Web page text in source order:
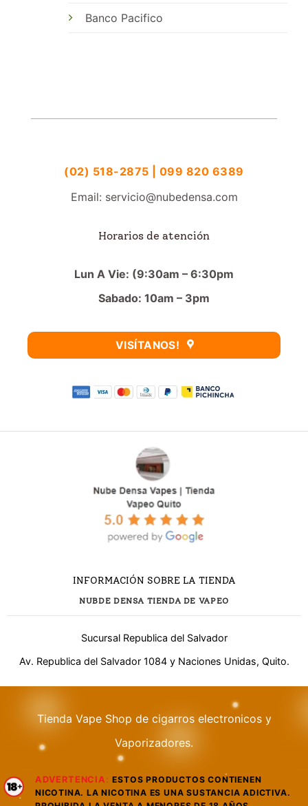
Banco Pacifico
INFORMACIÓN SOBRE LA TIENDA
NUBDE DENSA TIENDA DE VAPEO
Sucursal Republica del Salvador
Av. Republica del Salvador 1084 y Naciones Unidas, Quito.
(02) 518-2875 | 099 820 6389
Email: servicio@nubedensa.com
Horarios de atención
Lun A Vie: (9:30am – 6:30pm
Sabado: 10am – 3pm
VISÍTANOS!
Tienda Vape Shop de cigarros electronicos y
Vaporizadores.
ADVERTENCIA : ESTOS PRODUCTOS CONTIENEN
NICOTINA. LA NICOTINA ES UNA SUSTANCIA ADICTIVA.
WhatsApp
Respuesta rápida